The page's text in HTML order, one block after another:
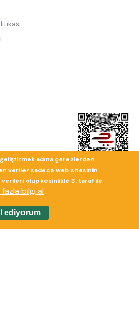
adına çerezlerden
veriler sadece web sitesinin
olup kesinlikle 3. taraf ile
bilgi al
ediyorum